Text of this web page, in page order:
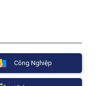
Công Nghiệp